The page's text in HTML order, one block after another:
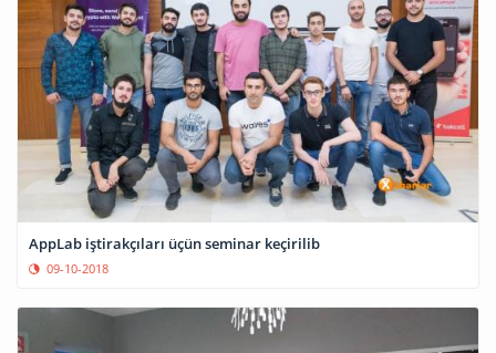
AppLab iştirakçıları üçün seminar keçirilib
09-10-2018